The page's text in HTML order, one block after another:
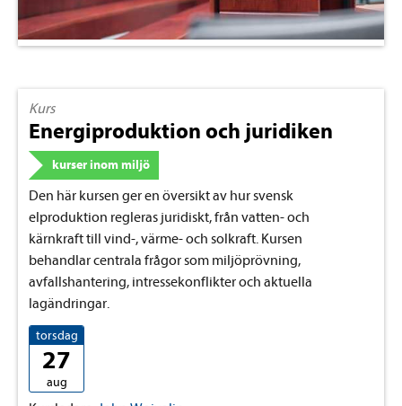
Kurs
Energiproduktion och juridiken
kurser inom miljö
Den här kursen ger en översikt av hur svensk
elproduktion regleras juridiskt, från vatten- och
kärnkraft till vind-, värme- och solkraft. Kursen
behandlar centrala frågor som miljöprövning,
avfallshantering, intressekonflikter och aktuella
lagändringar.
torsdag
27
aug